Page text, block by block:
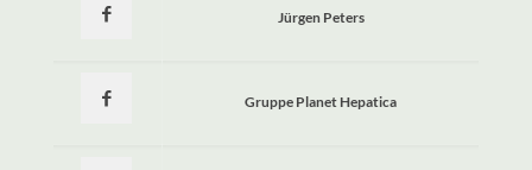
Jürgen Peters
Gruppe Planet Hepatica